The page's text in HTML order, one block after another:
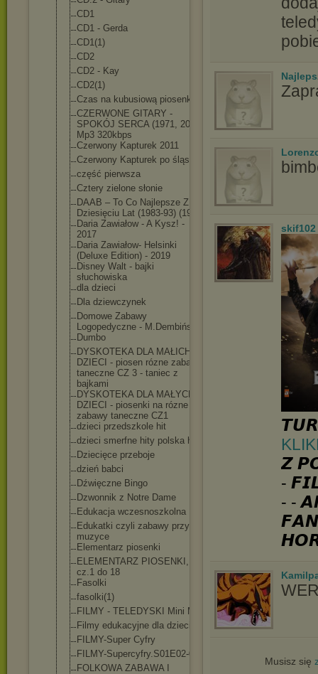
CD1
CD1 - Gerda
CD1(1)
CD2
CD2 - Kay
CD2(1)
Czas na kubusiową piosenkę
CZERWONE GITARY -
SPOKÓJ SERCA (1971, 2021)
Mp3 320kbps
Czerwony Kapturek 2011
Czerwony Kapturek po śląsku
część pierwsza
Cztery zielone słonie
DAAB – To Co Najlepsze Z
Dziesięciu Lat (1983-93) (1993)
Daria Zawiałow - A Kysz! -
2017
Daria Zawiałow- Helsinki
(Deluxe Edition) - 2019
Disney Walt - bajki
słuchowiska
dla dzieci
Dla dziewczynek
Domowe Zabawy
Logopedyczne - M.Dembińska
Dumbo
DYSKOTEKA DLA MAŁICH
DZIECI - piosen rózne zabawy
taneczne CZ 3 - taniec z
bajkami
DYSKOTEKA DLA MAŁYCH
DZIECI - piosenki na rózne
zabawy taneczne CZ1
dzieci przedszkole hit
dzieci smerfne hity polska hit
Dziecięce przeboje
dzień babci
Dźwięczne Bingo
Dzwonnik z Notre Dame
Edukacja wczesnoszkolna
Edukatki czyli zabawy przy
muzyce
Elementarz piosenki
ELEMENTARZ PIOSENKI,
cz.1 do 18
Fasolki
fasolki(1)
FILMY - TELEDYSKI Mini Mini
Filmy edukacyjne dla dzieci
FILMY-Super Cyfry
FILMY-Supercyfry.S01E02-07
FOLKOWA ZABAWA I
skif102
𝙕
-
- -
Musisz się